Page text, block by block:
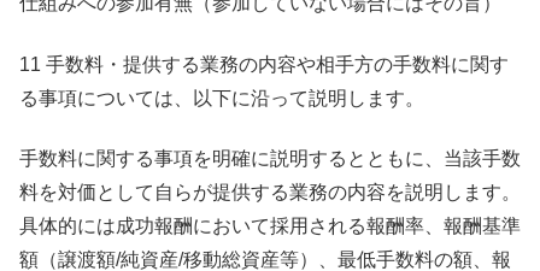
11 手数料・提供する業務の内容や相手方の手数料に関す
る事項については、以下に沿って説明します。
手数料に関する事項を明確に説明するとともに、当該手数
料を対価として自らが提供する業務の内容を説明します。
具体的には成功報酬において採用される報酬率、報酬基準
額（譲渡額/純資産/移動総資産等）、最低手数料の額、報